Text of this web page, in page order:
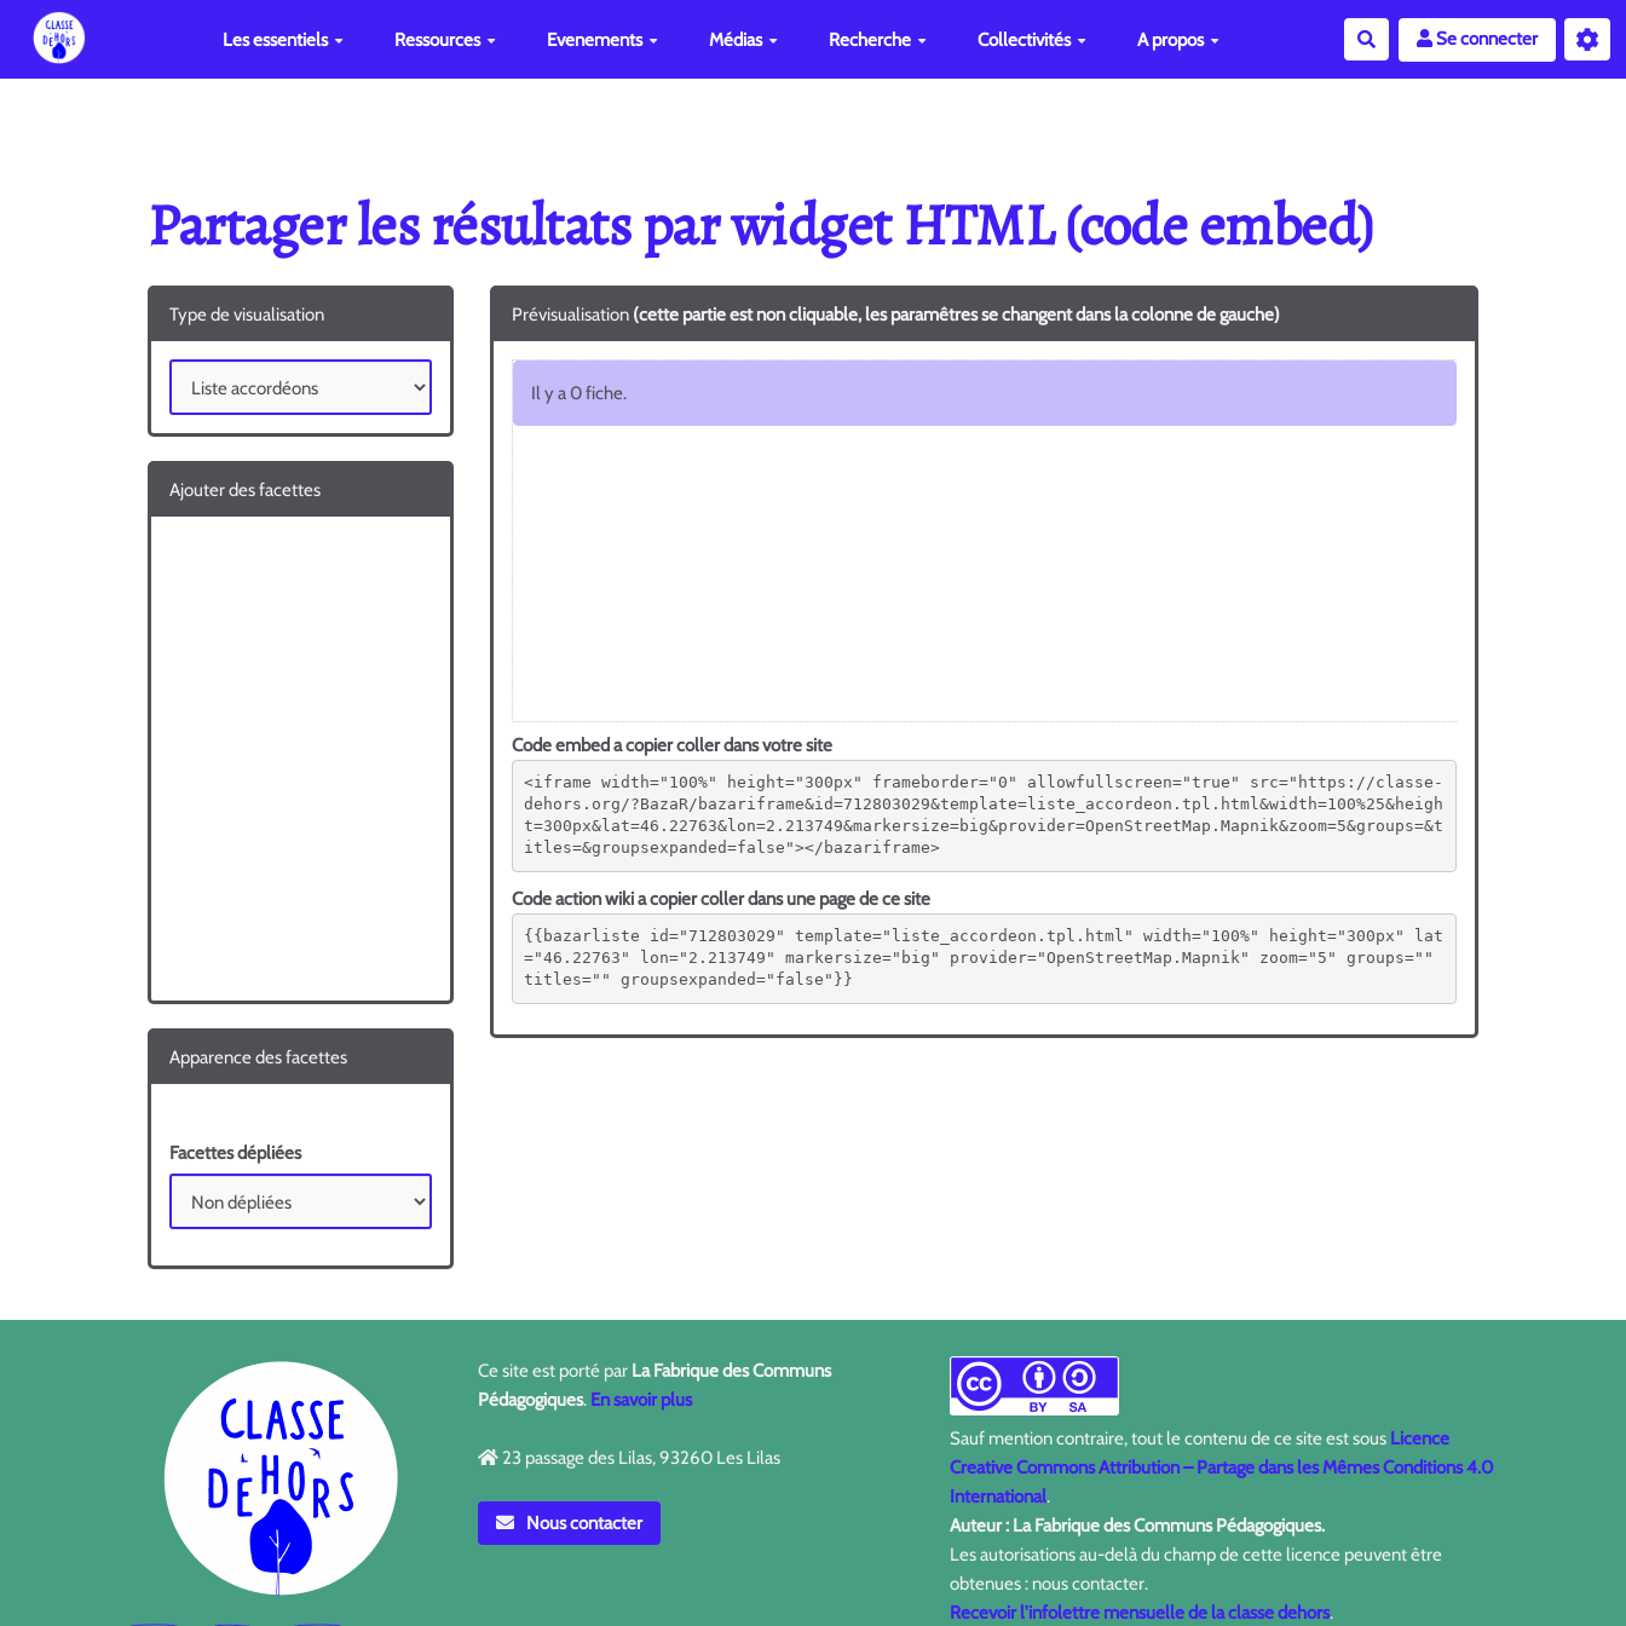
Les essentiels Ressources Evenements Médias Recherche Collectivités A propos RechercherSe connecter
Partager les résultats par widget HTML (code embed)
Type de visualisation
Ajouter des facettes
Apparence des facettes
Facettes dépliées
Prévisualisation (cette partie est non cliquable, les paramêtres se changent dans la colonne de gauche)
Code embed a copier coller dans votre site
<iframe width="100%" height="300px" frameborder="0" allowfullscreen="true" src="https://classe-
dehors.org/?BazaR/bazariframe&id=712803029&template=liste_accordeon.tpl.html&width=100%25&heigh
t=300px&lat=46.22763&lon=2.213749&markersize=big&provider=OpenStreetMap.Mapnik&zoom=5&groups=&t
itles=&groupsexpanded=false"></bazariframe>
Code action wiki a copier coller dans une page de ce site
{{bazarliste id="712803029" template="liste_accordeon.tpl.html" width="100%" height="300px" lat
="46.22763" lon="2.213749" markersize="big" provider="OpenStreetMap.Mapnik" zoom="5" groups=""
titles="" groupsexpanded="false"}}
Ce site est porté par La Fabrique des Communs
Pédagogiques. En savoir plus
23 passage des Lilas, 93260 Les Lilas
Nous contacter
Sauf mention contraire, tout le contenu de ce site est sous Licence
Creative Commons Attribution – Partage dans les Mêmes Conditions 4.0
International.
Auteur : La Fabrique des Communs Pédagogiques.
Les autorisations au-delà du champ de cette licence peuvent être
obtenues : nous contacter.
Recevoir l'infolettre mensuelle de la classe dehors.